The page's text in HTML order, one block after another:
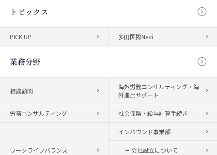
トピックス
PICK UP 多田国際Navi
業務分野
相談顧問
海外労務コンサルティング・海
外進出サポート
労務コンサルティング 社会保険・給与計算手続き
ワークライフバランス
インバウンド事業部
会社設立について